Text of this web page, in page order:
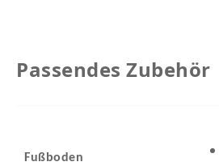
Passendes Zubehör
Fußboden